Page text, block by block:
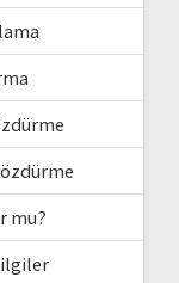
mu?